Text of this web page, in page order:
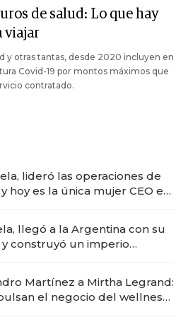
de salud: Lo que hay
viajar
y otras tantas, desde 2020 incluyen en
Covid-19 por montos máximos que
contratado.
lideró las operaciones de
hoy es la única mujer CEO en
llegó a la Argentina con su
construyó un imperio
Martínez a Mirtha Legrand:
el negocio del wellness